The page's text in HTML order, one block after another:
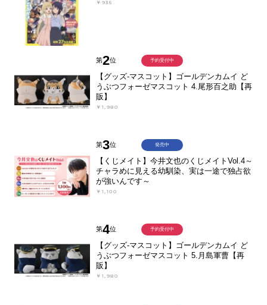
￥935
第2位
【グッズ-マスコット】ゴールデンカムイ ど
うぶつフォーゼマスコット 4.尾形百之助【再
販】
￥1,980
予約受付中
第3位
【くじメイト】今井文也のくじメイトVol.4～
チャラめに見える幼馴染、実は一途で独占欲
が強いんです～
￥1,100
発売中
第4位
【グッズ-マスコット】ゴールデンカムイ ど
うぶつフォーゼマスコット 5.月島軍曹【再
販】
￥1,980
予約受付中